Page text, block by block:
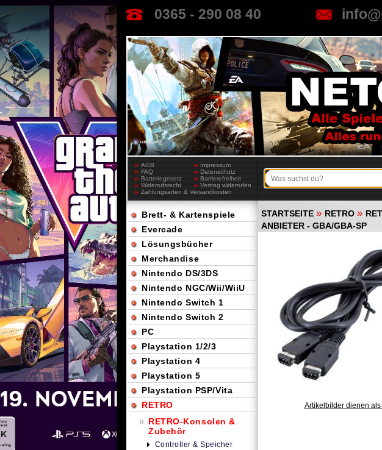
0365 - 290 08 40
AGB
Impressum
FAQ
Datenschutz
Batteriegesetz
Barrierefreiheit
Widerrufsrecht
Vertrag widerrufen
Zahlungsarten & Versandkosten
STARTSEITE » RETRO »
ANBIETER - GBA/GBA-SP
Artikelbilder dienen als
Brett- & Kartenspiele
Evercade
Lösungsbücher
Merchandise
Nintendo DS/3DS
Nintendo NGC/Wii/WiiU
Nintendo Switch 1
Nintendo Switch 2
PC
Playstation 1/2/3
Playstation 4
Playstation 5
Playstation PSP/Vita
RETRO
RETRO-Konsolen &
Zubehör
Controller & Speicher